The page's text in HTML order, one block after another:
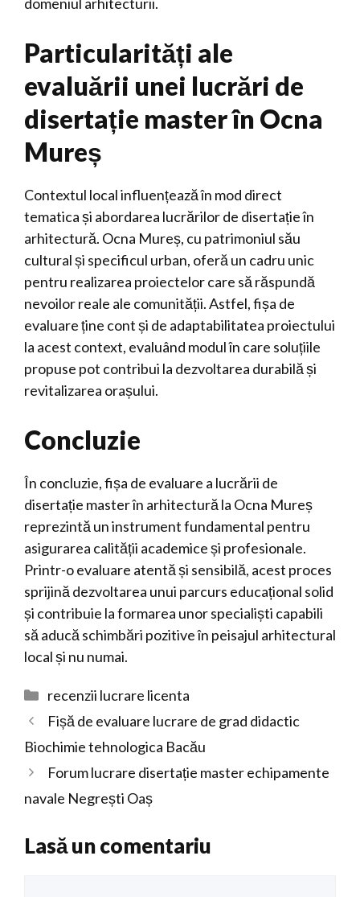
Particularități ale
evaluării unei lucrări de
disertație master în Ocna
Mureș
Contextul local influențează în mod direct
tematica și abordarea lucrărilor de disertație în
arhitectură. Ocna Mureș, cu patrimoniul său
cultural și specificul urban, oferă un cadru unic
pentru realizarea proiectelor care să răspundă
nevoilor reale ale comunității. Astfel, fișa de
evaluare ține cont și de adaptabilitatea proiectului
la acest context, evaluând modul în care soluțiile
propuse pot contribui la dezvoltarea durabilă și
revitalizarea orașului.
Concluzie
În concluzie, fișa de evaluare a lucrării de
disertație master în arhitectură la Ocna Mureș
reprezintă un instrument fundamental pentru
asigurarea calității academice și profesionale.
Printr-o evaluare atentă și sensibilă, acest proces
sprijină dezvoltarea unui parcurs educațional solid
și contribuie la formarea unor specialiști capabili
să aducă schimbări pozitive în peisajul arhitectural
local și nu numai.
Categorii
recenzii lucrare licenta
Fișă de evaluare lucrare de grad didactic
Biochimie tehnologica Bacău
Forum lucrare disertație master echipamente
navale Negrești Oaș
Lasă un comentariu